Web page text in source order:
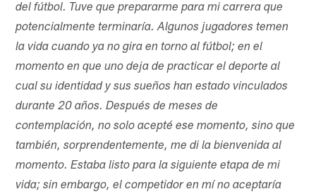
del fútbol. Tuve que prepararme para mi carrera que
potencialmente terminaría. Algunos jugadores temen
la vida cuando ya no gira en torno al fútbol; en el
momento en que uno deja de practicar el deporte al
cual su identidad y sus sueños han estado vinculados
durante 20 años. Después de meses de
contemplación, no solo acepté ese momento, sino que
también, sorprendentemente, me di la bienvenida al
momento. Estaba listo para la siguiente etapa de mi
vida; sin embargo, el competidor en mí no aceptaría